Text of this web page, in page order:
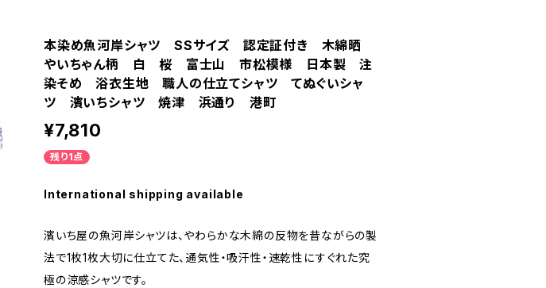
本染め魚河岸シャツ SSサイズ 認定証付き 木綿晒
やいちゃん柄 白 桜 富士山 市松模様 日本製 注
染そめ 浴衣生地 職人の仕立てシャツ てぬぐいシャ
ツ 濱いちシャツ 焼津 浜通り 港町
¥7,810
残り1点
International shipping available
濱いち屋の魚河岸シャツは、やわらかな木綿の反物を昔ながらの製
法で1枚1枚大切に仕立てた、通気性・吸汗性・速乾性にすぐれた究
極の涼感シャツです。